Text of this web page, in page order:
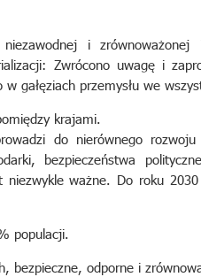
i
Zwrócono uwagę i
gałęziach przemysłu we
krajami.
do nierównego
bezpieczeństwa
ważne. Do roku
populacji.
bezpieczne, odporne i